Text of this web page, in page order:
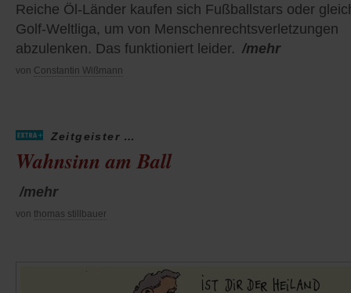
Reiche Öl-Länder kaufen sich Fußballstars oder
Golf-Weltliga, um von Menschenrechtsverletzungen
abzulenken. Das funktioniert leider. /mehr
von Constantin Wißmann
Zeitgeister …
Wahnsinn am Ball
/mehr
von thomas stillbauer